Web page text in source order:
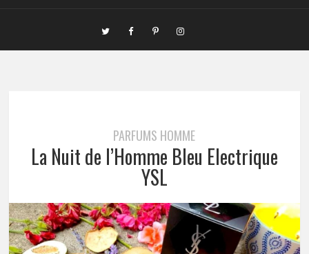
PARFUMS HOMME
La Nuit de l’Homme Bleu Electrique
YSL